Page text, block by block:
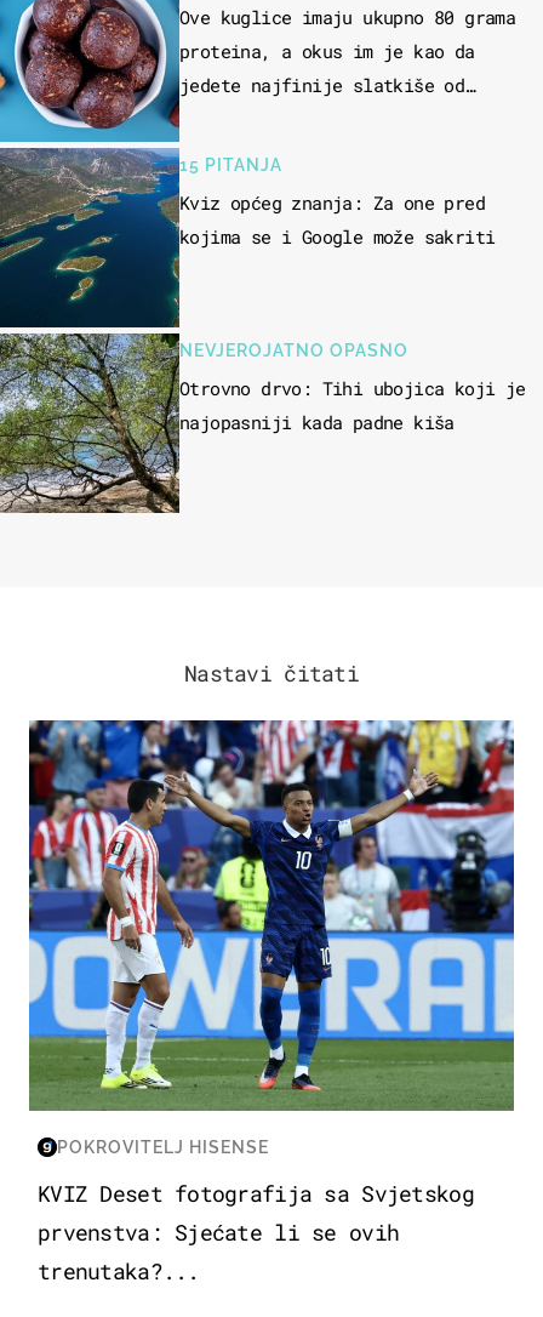
Ove kuglice imaju ukupno 80 grama
proteina, a okus im je kao da
jedete najfinije slatkiše od
15 PITANJA
Kviz općeg znanja: Za one pred
kojima se i Google može sakriti
NEVJEROJATNO OPASNO
Otrovno drvo: Tihi ubojica koji je
najopasniji kada padne kiša
Nastavi čitati
SVJETSKO PRVENSTVO 2026
POKROVITELJ HISENSE
KVIZ Deset fotografija sa Svjetskog
prvenstva: Sjećate li se ovih
trenutaka?...